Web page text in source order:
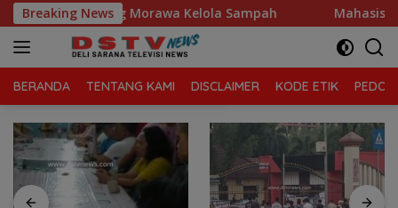
Langsung
ke
konten
Breaking News
Tanjung Morawa Kelola Sampah Mahasiswa
BERANDA TENTANG KAMI DISCLAIMER KODE ETIK